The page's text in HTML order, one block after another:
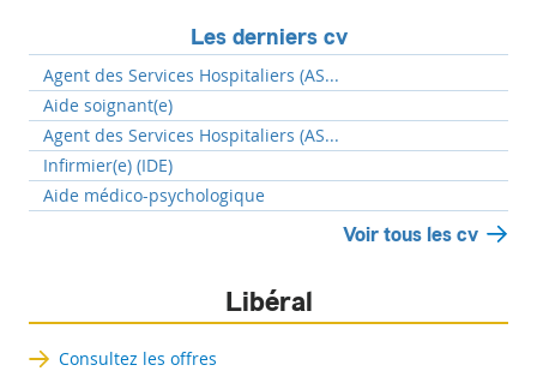
Les derniers cv
Agent des Services Hospitaliers (AS...
Aide soignant(e)
Agent des Services Hospitaliers (AS...
Infirmier(e) (IDE)
Aide médico-psychologique
Voir tous les cv
Libéral
Consultez les offres